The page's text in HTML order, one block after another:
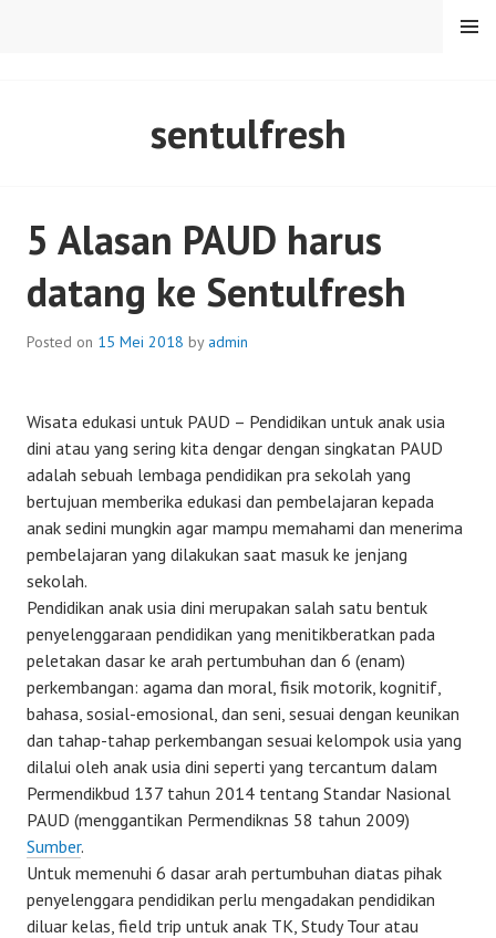
MENU
sentulfresh
5 Alasan PAUD harus
datang ke Sentulfresh
Posted on 15 Mei 2018 by admin
Wisata edukasi untuk PAUD – Pendidikan untuk anak usia
dini atau yang sering kita dengar dengan singkatan PAUD
adalah sebuah lembaga pendidikan pra sekolah yang
bertujuan memberika edukasi dan pembelajaran kepada
anak sedini mungkin agar mampu memahami dan menerima
pembelajaran yang dilakukan saat masuk ke jenjang
sekolah.
Pendidikan anak usia dini merupakan salah satu bentuk
penyelenggaraan pendidikan yang menitikberatkan pada
peletakan dasar ke arah pertumbuhan dan 6 (enam)
perkembangan: agama dan moral, fisik motorik, kognitif,
bahasa, sosial-emosional, dan seni, sesuai dengan keunikan
dan tahap-tahap perkembangan sesuai kelompok usia yang
dilalui oleh anak usia dini seperti yang tercantum dalam
Permendikbud 137 tahun 2014 tentang Standar Nasional
PAUD (menggantikan Permendiknas 58 tahun 2009)
Sumber.
Untuk memenuhi 6 dasar arah pertumbuhan diatas pihak
penyelenggara pendidikan perlu mengadakan pendidikan
diluar kelas, field trip untuk anak TK, Study Tour atau